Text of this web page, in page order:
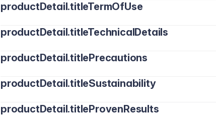
productDetail.titleTermOfUse
productDetail.titleTechnicalDetails
productDetail.titlePrecautions
productDetail.titleSustainability
productDetail.titleProvenResults